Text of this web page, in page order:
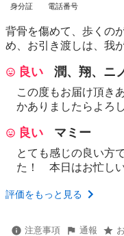
身分証 電話番号
背骨を傷めて、歩くの
め、お引き渡しは、我
良い 潤、翔、ニ
この度もお届け頂き
かありましたらよろ
良い マミー
とても感じの良い方
た！ 本日はお忙し
評価をもっと見る
注意事項 通報